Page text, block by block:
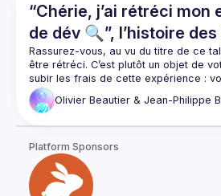
“Chérie, j’ai rétréci mon
de dév 🔍”, l’histoire
aident à voir plus grand
Rassurez-vous, au vu du titre de ce
être rétréci. C’est plutôt un objet de
subir les frais de cette expérience :
moins sa configuration. Tout votre
développement va disparaître de
apparu depuis plusieurs années
ne cesse d'augmenter. Nous pouvons
qu'aujourd'hui, pour certaines ou
votre type de développement, il s’est
Olivier Beautier & Jean-Philippe
Platform Sponsors